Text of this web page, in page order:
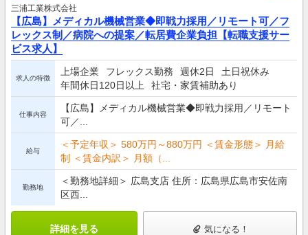
三浦工業株式会社
【広島】メディカル機械営業◆即戦力採用／リモート可／フ
レックス制／病院への提案／転居費企業負担【転職支援サー
ビス求人】
求人の特徴
上場企業 フレックス勤務 週休2日
土日祝休み
年間休日120日以上
社宅・家賃補助あり
仕事内容
【広島】メディカル機械営業◆即戦力採用／リモート
可／...
給与
＜予定年収＞ 580万円～880万円 ＜賃金形態＞ 月給
制 ＜賃金内訳＞ 月額（...
勤務地
＜勤務地詳細＞ 広島支店 住所：広島県広島市安佐南
区西...
詳細を見る 気になる！